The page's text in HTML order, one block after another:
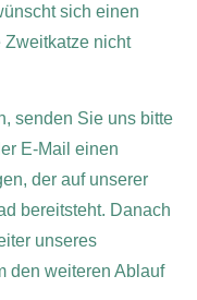
sich einen
Zweitkatze nicht
senden Sie uns bitte
E-Mail einen
der auf unserer
bereitsteht. Danach
unseres
den weiteren Ablauf